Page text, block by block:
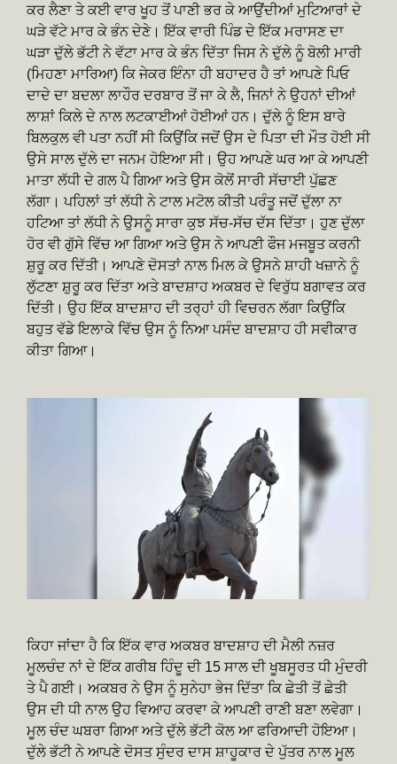
ਕਰ ਲੈਣਾ ਤੇ ਕਈ ਵਾਰ ਖੂਹ ਤੋਂ ਪਾਣੀ ਭਰ ਕੇ ਆਉਂਦੀਆਂ ਮੁਟਿਆਰਾਂ ਦੇ
ਘੜੇ ਵੱਟੇ ਮਾਰ ਕੇ ਭੰਨ ਦੇਣੇ। ਇੱਕ ਵਾਰੀ ਪਿੰਡ ਦੇ ਇੱਕ ਮਰਾਸਣ ਦਾ
ਘੜਾ ਦੁੱਲੇ ਭੱਟੀ ਨੇ ਵੱਟਾ ਮਾਰ ਕੇ ਭੰਨ ਦਿੱਤਾ ਜਿਸ ਨੇ ਦੁੱਲੇ ਨੂੰ ਬੋਲੀ ਮਾਰੀ
(ਮਿਹਣਾ ਮਾਰਿਆ) ਕਿ ਜੇਕਰ ਇੰਨਾ ਹੀ ਬਹਾਦਰ ਹੈ ਤਾਂ ਆਪਣੇ ਪਿਓ
ਦਾਦੇ ਦਾ ਬਦਲਾ ਲਾਹੌਰ ਦਰਬਾਰ ਤੋਂ ਜਾ ਕੇ ਲੈ, ਜਿਨਾਂ ਨੇ ਉਹਨਾਂ ਦੀਆਂ
ਲਾਸ਼ਾਂ ਕਿਲੇ ਦੇ ਨਾਲ ਲਟਕਾਈਆਂ ਹੋਈਆਂ ਹਨ। ਦੁੱਲੇ ਨੂੰ ਇਸ ਬਾਰੇ
ਬਿਲਕੁਲ ਵੀ ਪਤਾ ਨਹੀਂ ਸੀ ਕਿਉਂਕਿ ਜਦੋਂ ਉਸ ਦੇ ਪਿਤਾ ਦੀ ਮੌਤ ਹੋਈ ਸੀ
ਉਸੇ ਸਾਲ ਦੁੱਲੇ ਦਾ ਜਨਮ ਹੋਇਆ ਸੀ। ਉਹ ਆਪਣੇ ਘਰ ਆ ਕੇ ਆਪਣੀ
ਮਾਤਾ ਲੱਧੀ ਦੇ ਗਲ ਪੈ ਗਿਆ ਅਤੇ ਉਸ ਕੋਲੋਂ ਸਾਰੀ ਸੱਚਾਈ ਪੁੱਛਣ
ਲੱਗਾ। ਪਹਿਲਾਂ ਤਾਂ ਲੱਧੀ ਨੇ ਟਾਲ ਮਟੋਲ ਕੀਤੀ ਪਰੰਤੂ ਜਦੋਂ ਦੁੱਲਾ ਨਾ
ਹਟਿਆ ਤਾਂ ਲੱਧੀ ਨੇ ਉਸਨੂੰ ਸਾਰਾ ਕੁਝ ਸੱਚ-ਸੱਚ ਦੱਸ ਦਿੱਤਾ। ਹੁਣ ਦੁੱਲਾ
ਹੋਰ ਵੀ ਗੁੱਸੇ ਵਿੱਚ ਆ ਗਿਆ ਅਤੇ ਉਸ ਨੇ ਆਪਣੀ ਫੌਜ ਮਜਬੂਤ ਕਰਨੀ
ਸ਼ੁਰੂ ਕਰ ਦਿੱਤੀ। ਆਪਣੇ ਦੋਸਤਾਂ ਨਾਲ ਮਿਲ ਕੇ ਉਸਨੇ ਸ਼ਾਹੀ ਖਜ਼ਾਨੇ ਨੂੰ
ਲੁੱਟਣਾ ਸ਼ੁਰੂ ਕਰ ਦਿੱਤਾ ਅਤੇ ਬਾਦਸ਼ਾਹ ਅਕਬਰ ਦੇ ਵਿਰੁੱਧ ਬਗਾਵਤ ਕਰ
ਦਿੱਤੀ। ਉਹ ਇੱਕ ਬਾਦਸ਼ਾਹ ਦੀ ਤਰ੍ਹਾਂ ਹੀ ਵਿਚਰਨ ਲੱਗਾ ਕਿਉਂਕਿ
ਬਹੁਤ ਵੱਡੇ ਇਲਾਕੇ ਵਿੱਚ ਉਸ ਨੂੰ ਨਿਆ ਪਸੰਦ ਬਾਦਸ਼ਾਹ ਹੀ ਸਵੀਕਾਰ
ਕੀਤਾ ਗਿਆ।
ਕਿਹਾ ਜਾਂਦਾ ਹੈ ਕਿ ਇੱਕ ਵਾਰ ਅਕਬਰ ਬਾਦਸ਼ਾਹ ਦੀ ਮੈਲੀ ਨਜ਼ਰ
ਮੂਲਚੰਦ ਨਾਂ ਦੇ ਇੱਕ ਗਰੀਬ ਹਿੰਦੂ ਦੀ 15 ਸਾਲ ਦੀ ਖੂਬਸੂਰਤ ਧੀ ਮੁੰਦਰੀ
ਤੇ ਪੈ ਗਈ। ਅਕਬਰ ਨੇ ਉਸ ਨੂੰ ਸੁਨੇਹਾ ਭੇਜ ਦਿੱਤਾ ਕਿ ਛੇਤੀ ਤੋਂ ਛੇਤੀ
ਉਸ ਦੀ ਧੀ ਨਾਲ ਉਹ ਵਿਆਹ ਕਰਵਾ ਕੇ ਆਪਣੀ ਰਾਣੀ ਬਣਾ ਲਵੇਗਾ।
ਮੂਲ ਚੰਦ ਘਬਰਾ ਗਿਆ ਅਤੇ ਦੁੱਲੇ ਭੱਟੀ ਕੋਲ ਆ ਫਰਿਆਦੀ ਹੋਇਆ।
ਦੁੱਲੇ ਭੱਟੀ ਨੇ ਆਪਣੇ ਦੋਸਤ ਸੁੰਦਰ ਦਾਸ ਸ਼ਾਹੂਕਾਰ ਦੇ ਪੁੱਤਰ ਨਾਲ ਮੂਲ